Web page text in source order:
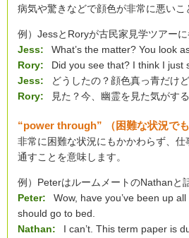
病気や驚きなどで顔色が非常に悪いこ
例）JessとRoryが古民家見学ツアーに
Jess:
What’s the matter? You look
Rory:
Did you see that? I think I just
Jess:
どうしたの？顔色真っ青だけど
Rory:
見た？今、幽霊を見た気がす
“power through” （困難な状況で
非常に困難な状況にもかかわらず、仕
通すことを意味します。
例）PeterはルームメートのNathanと
Peter:
Wow, have you’ve been up
should go to bed.
Nathan:
I can’t. This term paper is